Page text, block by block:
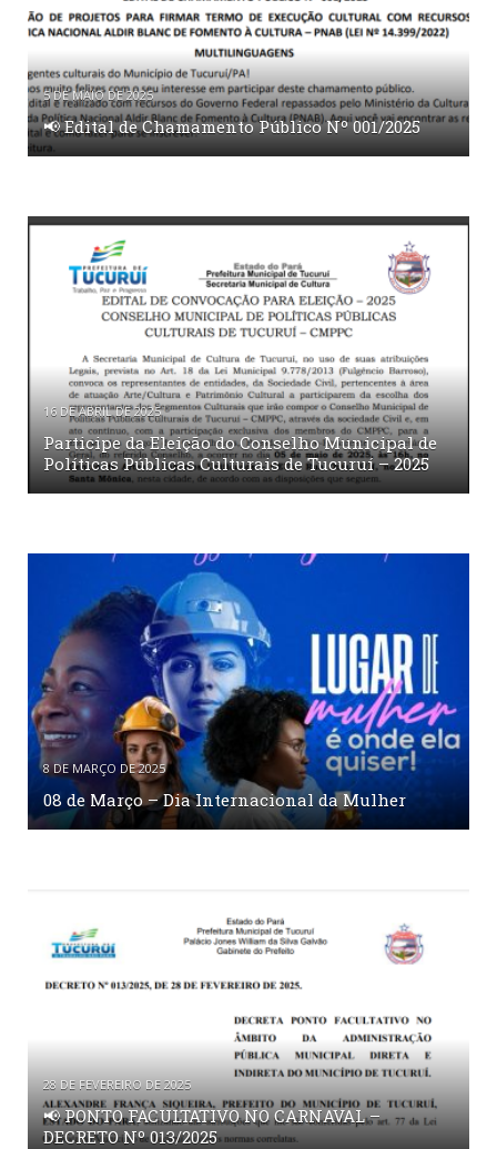
5 DE MAIO DE 2025
📢 Edital de Chamamento Público Nº 001/2025
16 DE ABRIL DE 2025
Participe da Eleição do Conselho Municipal de
Políticas Públicas Culturais de Tucuruí – 2025
8 DE MARÇO DE 2025
08 de Março – Dia Internacional da Mulher
28 DE FEVEREIRO DE 2025
📢 PONTO FACULTATIVO NO CARNAVAL –
DECRETO Nº 013/2025